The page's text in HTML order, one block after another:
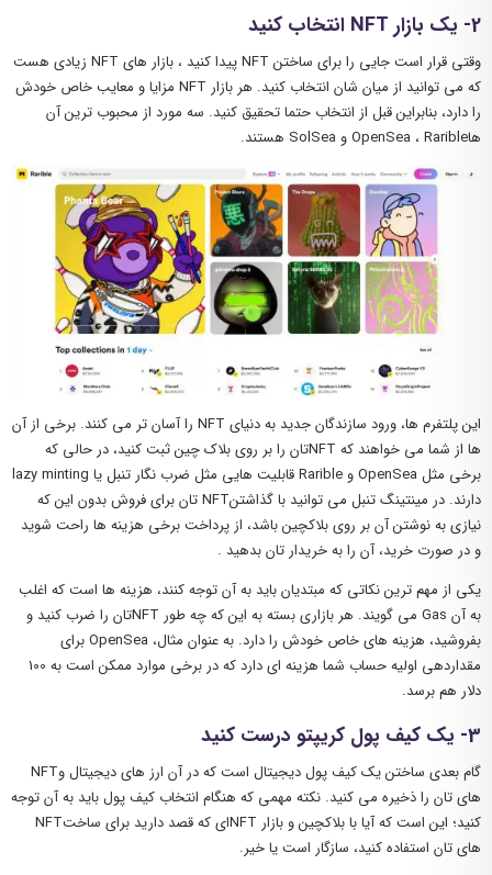
2- یک بازار NFT انتخاب کنید
وقتی قرار است جایی را برای ساختن NFT پیدا کنید ، بازار های NFT زیادی هست
که می توانید از میان شان انتخاب کنید. هر بازار NFT مزایا و معایب خاص خودش
را دارد، بنابراین قبل از انتخاب حتما تحقیق کنید. سه مورد از محبوب ‌ترین آن
هاOpenSea ، Rarible و SolSea هستند.
این پلتفرم‌ ها، ورود سازندگان جدید به دنیای NFT را آسان ‌تر می ‌کنند. برخی از آن
ها از شما می ‌خواهند که NFTتان را بر روی بلاک چین ثبت کنید، در حالی که
برخی مثل OpenSea و Rarible قابلیت هایی مثل ضرب ‌نگار تنبل یا lazy minting
دارند. در مینتینگ تنبل می ‌توانید با گذاشتنNFT تان برای فروش بدون این که
نیازی به نوشتن آن بر روی بلاکچین باشد، از پرداخت برخی هزینه‌ ها راحت شوید
و در صورت خرید، آن را به خریدار تان بدهید .
یکی از مهم ‌ترین نکاتی که مبتدیان باید به آن توجه کنند، هزینه‌ ها است که اغلب
به آن Gas می‌ گویند. هر بازاری بسته به این که چه طور NFTتان را ضرب کنید و
بفروشید، هزینه های خاص خودش را دارد. به عنوان مثال، OpenSea برای
مقداردهی اولیه حساب شما هزینه ای دارد که در برخی موارد ممکن است به 100
دلار هم برسد.
3- یک کیف پول کریپتو درست کنید
گام بعدی ساختن یک کیف پول دیجیتال است که در آن ارز های دیجیتال وNFT
های تان را ذخیره می کنید. نکته مهمی که هنگام انتخاب کیف پول باید به آن توجه
کنید؛ این است که آیا با بلاکچین و بازار NFTای که قصد دارید برای ساختNFT
های تان استفاده کنید، سازگار است یا خیر.